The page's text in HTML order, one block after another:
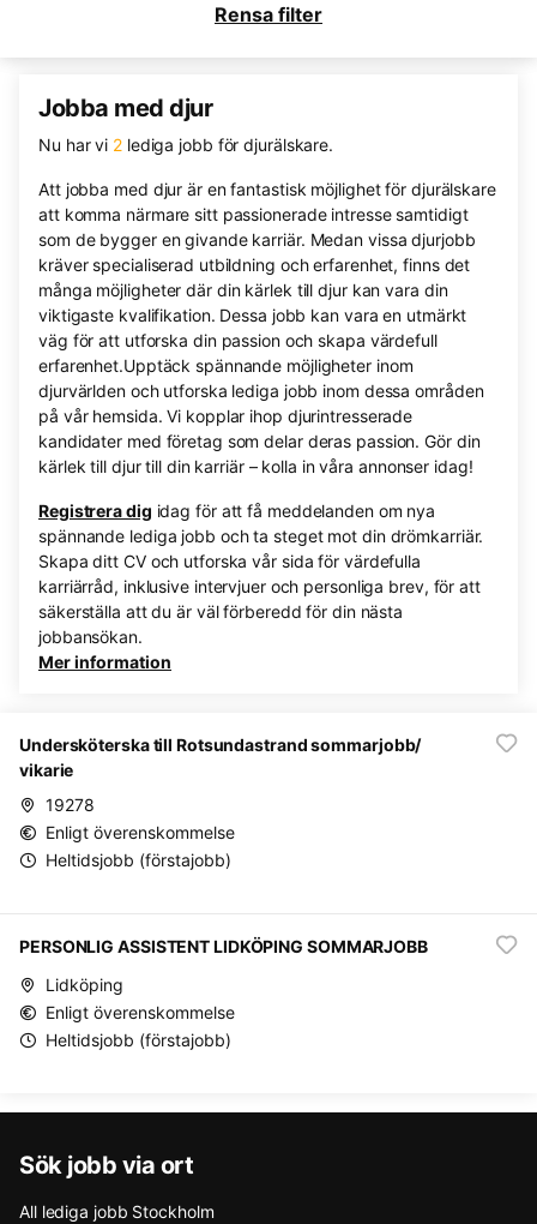
Rensa filter
Jobba med djur
Nu har vi 2lediga jobb för djurälskare.
Att jobba med djur är en fantastisk möjlighet för djurälskare
att komma närmare sitt passionerade intresse samtidigt
som de bygger en givande karriär. Medan vissa djurjobb
kräver specialiserad utbildning och erfarenhet, finns det
många möjligheter där din kärlek till djur kan vara din
viktigaste kvalifikation. Dessa jobb kan vara en utmärkt
väg för att utforska din passion och skapa värdefull
erfarenhet.Upptäck spännande möjligheter inom
djurvärlden och utforska lediga jobb inom dessa områden
på vår hemsida. Vi kopplar ihop djurintresserade
kandidater med företag som delar deras passion. Gör din
kärlek till djur till din karriär – kolla in våra annonser idag!
Registrera dig idag för att få meddelanden om nya
spännande lediga jobb och ta steget mot din drömkarriär.
Skapa ditt CV och utforska vår sida för värdefulla
karriärråd, inklusive intervjuer och personliga brev, för att
säkerställa att du är väl förberedd för din nästa
jobbansökan.
Mer information
Undersköterska till Rotsundastrand sommarjobb/
vikarie
19278
Enligt överenskommelse
Heltidsjobb (förstajobb)
PERSONLIG ASSISTENT LIDKÖPING SOMMARJOBB
Lidköping
Enligt överenskommelse
Heltidsjobb (förstajobb)
Sök jobb via ort
All lediga jobb Stockholm